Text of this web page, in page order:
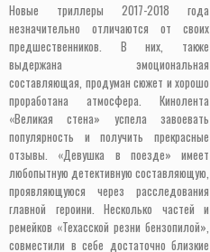
Новые триллеры 2017-2018 года
незначительно отличаются от своих
предшественников. В них, также
выдержана эмоциональная
составляющая, продуман сюжет и хорошо
проработана атмосфера. Кинолента
«Великая стена» успела завоевать
популярность и получить прекрасные
отзывы. «Девушка в поезде» имеет
любопытную детективную составляющую,
проявляющуюся через расследования
главной героини. Несколько частей и
ремейков «Техасской резни бензопилой»,
совместили в себе достаточно близкие